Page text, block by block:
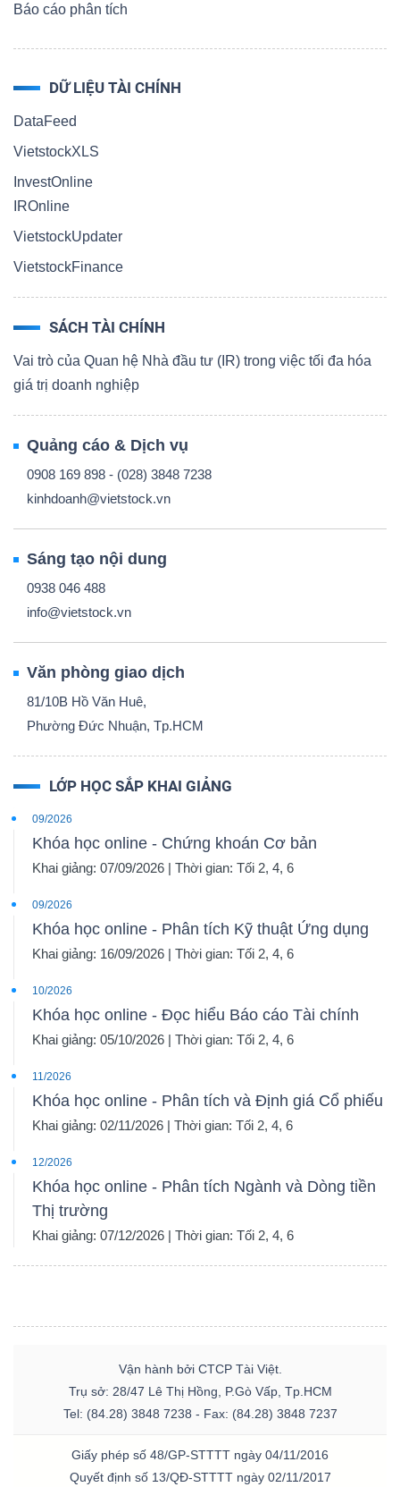
Báo cáo phân tích
DỮ LIỆU TÀI CHÍNH
DataFeed
VietstockXLS
InvestOnline
IROnline
VietstockUpdater
VietstockFinance
SÁCH TÀI CHÍNH
Vai trò của Quan hệ Nhà đầu tư (IR) trong việc tối đa hóa
giá trị doanh nghiệp
Quảng cáo & Dịch vụ
0908 169 898 - (028) 3848 7238
kinhdoanh@vietstock.vn
Sáng tạo nội dung
0938 046 488
info@vietstock.vn
Văn phòng giao dịch
81/10B Hồ Văn Huê,
Phường Đức Nhuận, Tp.HCM
LỚP HỌC SẮP KHAI GIẢNG
09/2026
Khóa học online - Chứng khoán Cơ bản
Khai giảng: 07/09/2026 | Thời gian: Tối 2, 4, 6
09/2026
Khóa học online - Phân tích Kỹ thuật Ứng dụng
Khai giảng: 16/09/2026 | Thời gian: Tối 2, 4, 6
10/2026
Khóa học online - Đọc hiểu Báo cáo Tài chính
Khai giảng: 05/10/2026 | Thời gian: Tối 2, 4, 6
11/2026
Khóa học online - Phân tích và Định giá Cổ phiếu
Khai giảng: 02/11/2026 | Thời gian: Tối 2, 4, 6
12/2026
Khóa học online - Phân tích Ngành và Dòng tiền
Thị trường
Khai giảng: 07/12/2026 | Thời gian: Tối 2, 4, 6
Vận hành bởi CTCP Tài Việt.
Trụ sở: 28/47 Lê Thị Hồng, P.Gò Vấp, Tp.HCM
Tel: (84.28) 3848 7238 - Fax: (84.28) 3848 7237
Giấy phép số 48/GP-STTTT ngày 04/11/2016
Quyết định số 13/QĐ-STTTT ngày 02/11/2017